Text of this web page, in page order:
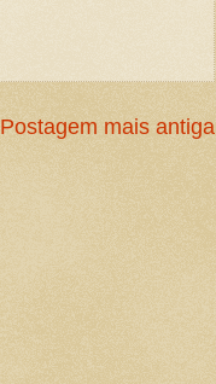
Postagem mais antiga